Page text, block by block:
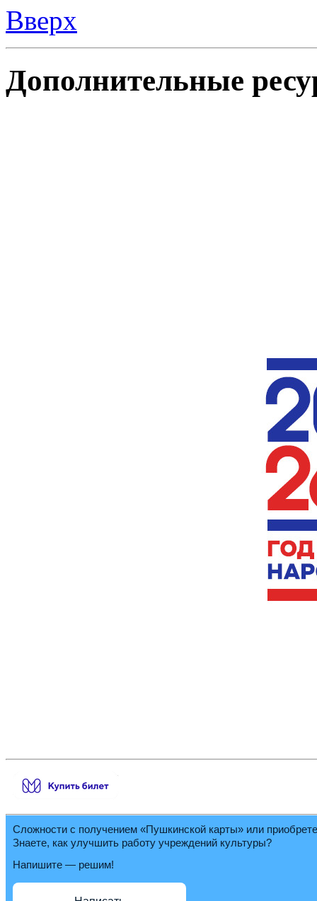
Вверх
Дополнительные
Сложности с получением «Пушкинской карты» или
Знаете, как улучшить работу учреждений культуры?
Напишите — решим!